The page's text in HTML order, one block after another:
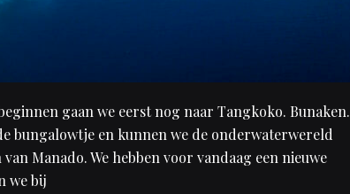
gaan we eerst nog naar Tangkoko. Bunaken.
bungalowtje en kunnen we de onderwaterwereld
Manado. We hebben voor vandaag een nieuwe
we bij